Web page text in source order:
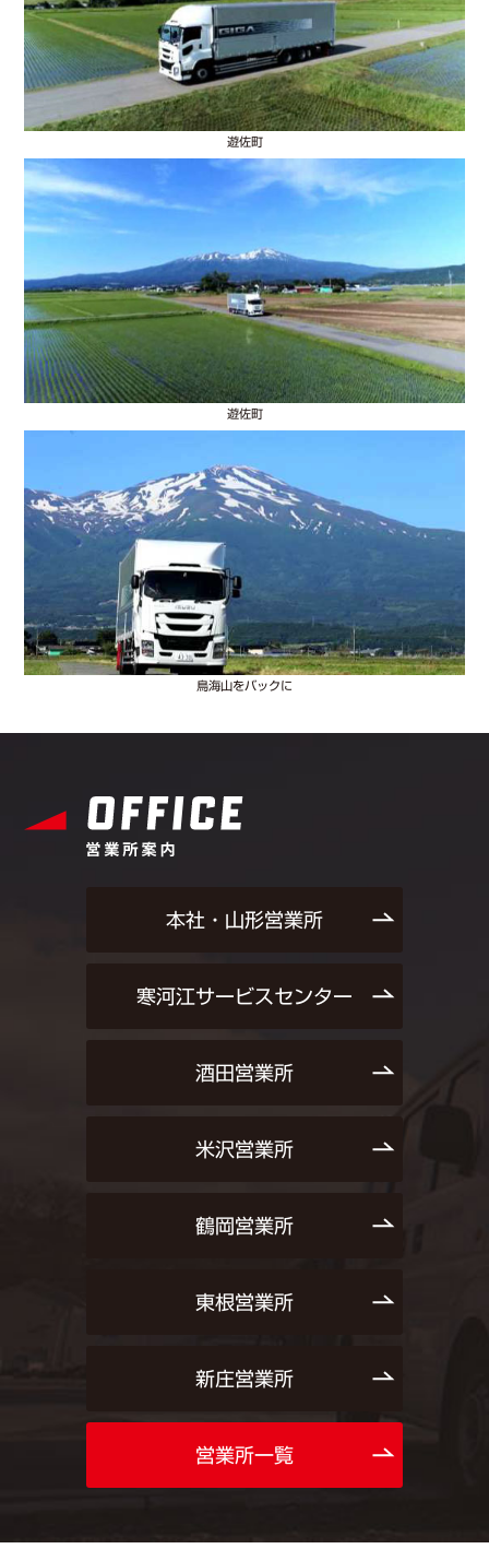
遊佐町
遊佐町
鳥海山をバックに
本社・山形営業所
寒河江サービスセンター
酒田営業所
米沢営業所
鶴岡営業所
東根営業所
新庄営業所
営業所一覧